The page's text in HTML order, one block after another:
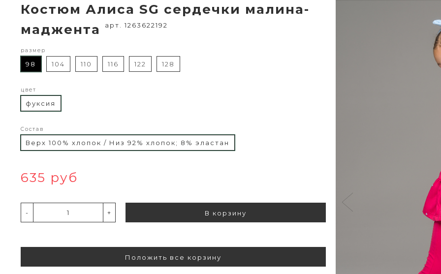
Костюм Алиса SG сердечки малина-
маджента
арт. 1263622192
размер
98 104 110 116 122 128
цвет
фуксия
Состав
Верх 100% хлопок / Низ 92% хлопок; 8% эластан
635 руб
- + В корзину
Положить все корзину